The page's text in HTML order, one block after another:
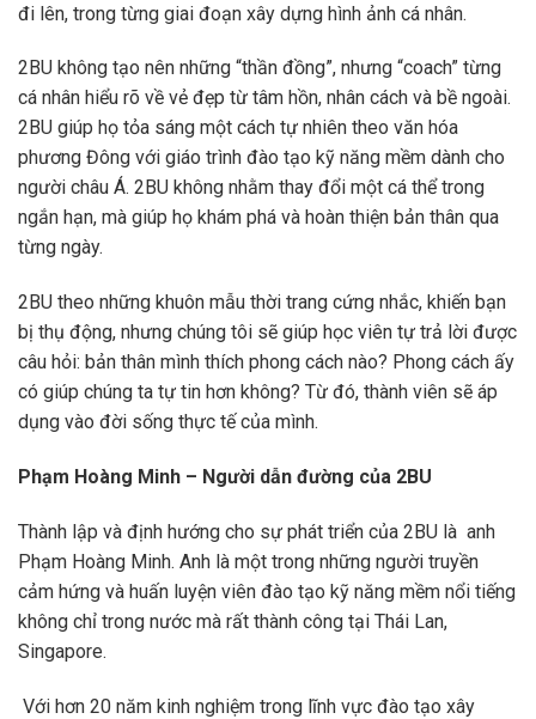
đi lên, trong từng giai đoạn xây dựng hình ảnh cá nhân.
2BU không tạo nên những “thần đồng”, nhưng “coach” từng
cá nhân hiểu rõ về vẻ đẹp từ tâm hồn, nhân cách và bề ngoài.
2BU giúp họ tỏa sáng một cách tự nhiên theo văn hóa
phương Đông với giáo trình đào tạo kỹ năng mềm dành cho
người châu Á. 2BU không nhằm thay đổi một cá thể trong
ngắn hạn, mà giúp họ khám phá và hoàn thiện bản thân qua
từng ngày.
2BU theo những khuôn mẫu thời trang cứng nhắc, khiến bạn
bị thụ động, nhưng chúng tôi sẽ giúp học viên tự trả lời được
câu hỏi: bản thân mình thích phong cách nào? Phong cách ấy
có giúp chúng ta tự tin hơn không? Từ đó, thành viên sẽ áp
dụng vào đời sống thực tế của mình.
Phạm Hoàng Minh – Người dẫn đường của 2BU
Thành lập và định hướng cho sự phát triển của 2BU là anh
Phạm Hoàng Minh. Anh là một trong những người truyền
cảm hứng và huấn luyện viên đào tạo kỹ năng mềm nổi tiếng
không chỉ trong nước mà rất thành công tại Thái Lan,
Singapore.
Với hơn 20 năm kinh nghiệm trong lĩnh vực đào tạo xây